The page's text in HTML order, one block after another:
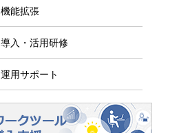
機能拡張
導入・活用研修
運用サポート